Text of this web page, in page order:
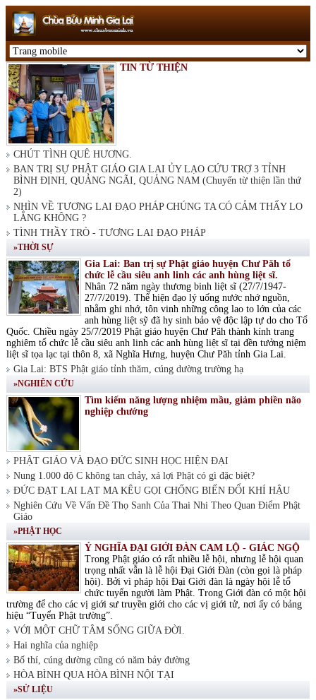
TIN TỪ THIỆN
CHÚT TÌNH QUÊ HƯƠNG.
BAN TRỊ SỰ PHẬT GIÁO GIA LAI ỦY LẠO CỨU TRỢ 3 TỈNH
BÌNH ĐỊNH, QUẢNG NGÃI, QUẢNG NAM (Chuyến từ thiện lần thứ
2)
NHÌN VỀ TƯƠNG LAI ĐẠO PHÁP CHÚNG TA CÓ CẢM THẤY LO
LẮNG KHÔNG ?
TÌNH THẦY TRÒ - TƯƠNG LAI ĐẠO PHÁP
»THỜI SỰ
Gia Lai: Ban trị sự Phật giáo huyện Chư Păh tổ
chức lễ cầu siêu anh linh các anh hùng liệt sĩ.
Nhân 72 năm ngày thương binh liệt sĩ (27/7/1947-
27/7/2019). Thể hiện đạo lý uống nước nhớ nguồn,
nhằm ghi nhớ, tôn vinh những công lao to lớn của các
anh hùng liệt sỹ đã hy sinh bảo vệ độc lập tự do cho Tổ
Quốc. Chiều ngày 25/7/2019 Phật giáo huyện Chư Păh thành kính trang
nghiêm tổ chức lễ cầu siêu anh linh các anh hùng liệt sĩ tại đền tưởng niệm
liệt sĩ tọa lạc tại thôn 8, xã Nghĩa Hưng, huyện Chư Păh tỉnh Gia Lai.
Gia Lai: BTS Phật giáo tỉnh thăm, cúng dường trường hạ
»NGHIÊN CỨU
Tìm kiếm năng lượng nhiệm mầu, giảm phiền não
nghiệp chướng
PHẬT GIÁO VÀ ĐẠO ĐỨC SINH HỌC HIỆN ĐẠI
Nung 1.000 độ C không tan chảy, xá lợi Phật có gì đặc biệt?
ĐỨC ĐẠT LAI LẠT MA KÊU GỌI CHỐNG BIẾN ĐỔI KHÍ HẬU
Nghiên Cứu Về Vấn Đề Thọ Sanh Của Thai Nhi Theo Quan Điểm Phật
Giáo
»PHẬT HỌC
Ý NGHĨA ĐẠI GIỚI ĐÀN CAM LỘ - GIÁC NGỘ
Trong Phật giáo có rất nhiều lễ hội, nhưng lễ hội quan
trọng nhất vẫn là lễ hội Đại Giới Đàn (còn gọi là pháp
hội). Bởi vì pháp hội Đại Giới đàn là ngày hội lễ tổ
chức tuyển người làm Phật. Trong Giới đàn có một hội
trường để cho các vị giới sư truyền giới cho các vị giới tử, nơi ấy có bảng
hiệu “Tuyển Phật trường”.
VỚI MỘT CHỮ TÂM SỐNG GIỮA ĐỜI.
Hai nghĩa của nghiệp
Bố thí, cúng dường cũng có năm bảy đường
HÒA BÌNH QUA HÒA BÌNH NỘI TẠI
»SỬ LIỆU